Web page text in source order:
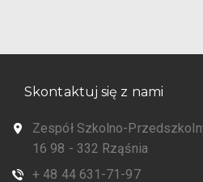
Skontaktuj się z nami
Zespół Szkolno-
16 98 - 332 Rząśnia
+ 48 44 631-71-97